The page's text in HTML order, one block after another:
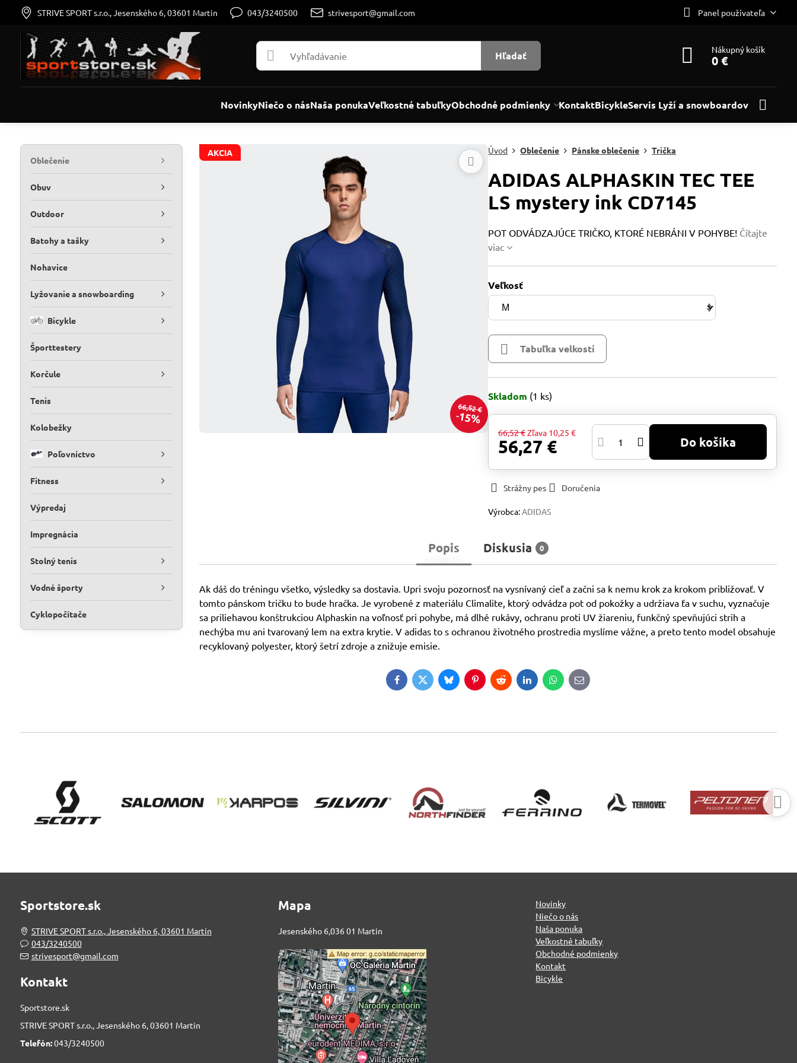
STRIVE SPORT s.r.o., Jesenského 6, 03601 Martin 043/3240500 strivesport@gmail.com Panel používateľa
Hľadať Nákupný košík
0 €
NovinkyNiečo o násNaša ponukaVeľkostné tabuľkyObchodné podmienky KontaktBicykleServis Lyží a snowboardov
AKCIA
66,52 €
15%
Úvod Oblečenie Pánske oblečenie Trička
ADIDAS ALPHASKIN TEC TEE
LS mystery ink CD7145
POT ODVÁDZAJÚCE TRIČKO, KTORÉ NEBRÁNI V POHYBE! Čítajte
viac
Veľkosť
Tabuľka velkostí
Skladom (1 ks)
66,52 €Zľava 10,25 €
56,27 € Do košíka
Strážny pes Doručenia
Výrobca:ADIDAS
Popis Diskusia 0
Ak dáš do tréningu všetko, výsledky sa dostavia. Upri svoju pozornosť na vysnívaný cieľ a začni sa k nemu krok za krokom približovať. V
tomto pánskom tričku to bude hračka. Je vyrobené z materiálu Climalite, ktorý odvádza pot od pokožky a udržiava ťa v suchu, vyznačuje
sa priliehavou konštrukciou Alphaskin na voľnosť pri pohybe, má dlhé rukávy, ochranu proti UV žiareniu, funkčný spevňujúci strih a
nechýba mu ani tvarovaný lem na extra krytie. V adidas to s ochranou životného prostredia myslíme vážne, a preto tento model obsahuje
recyklovaný polyester, ktorý šetrí zdroje a znižuje emisie.
FacebookTwitterBlueskyPinterestRedditLinkedInWhatsApp
E-
mail
Oblečenie
Obuv
Outdoor
Batohy a tašky
Nohavice
Lyžovanie a snowboarding
Bicykle
Športtestery
Korčule
Tenis
Kolobežky
Poľovníctvo
Fitness
Výpredaj
Impregnácia
Stolný tenis
Vodné športy
Cyklopočítače
Sportstore.sk
STRIVE SPORT s.r.o., Jesenského 6, 03601 Martin
043/3240500
strivesport@gmail.com
Kontakt
Sportstore.sk
STRIVE SPORT s.r.o., Jesenského 6, 03601 Martin
Telefón:043/3240500
Mapa
Jesenského 6,036 01 Martin
Externý obsah je
blokovaný Voľbami
súkromia
Prajete si načítať externý obsah?
Povoliť tentokrát
Novinky
Niečo o nás
Naša ponuka
Veľkostné tabuľky
Obchodné podmienky
Kontakt
Bicykle